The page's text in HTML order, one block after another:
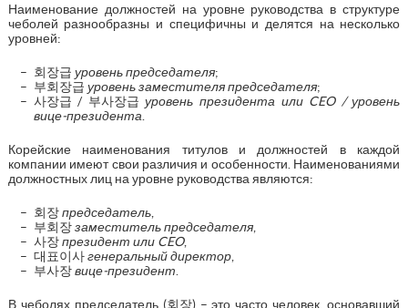
Наименование должностей на уровне руководства в структуре
чеболей разнообразны и специфичны и делятся на несколько
уровней:
회장급 уровень председателя;
부회장급 уровень заместителя председателя;
사장급 / 부사장급уровень президента или CEO / уровень
вице-президента
Корейские наименования титулов и должностей в каждой
компании имеют свои различия и особенности. Наименованиями
должностных лиц на уровне руководства являются:
회장председатель,
부회장заместитель председателя,
사장президент или CEO,
대표이사генеральный директор,
부사장вице-президент
В чеболях председатель (회장) – это часто человек, основавший